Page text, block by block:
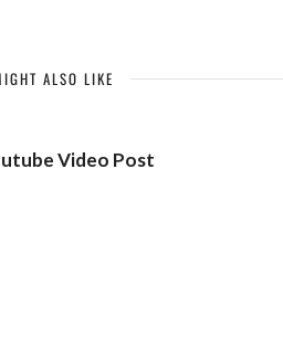
ALSO LIKE
Video Post